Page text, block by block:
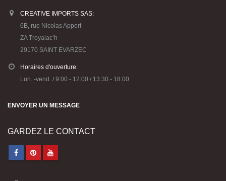
CREATIVE IMPORTS SAS:
6B, rue Nicolas Appert
ZA Troyalac’h
29170 SAINT EVARZEC
Horaires d'ouverture:
Lun. -vend. / 9:00 - 12:00 / 13:30 - 18:00
ENVOYER UN MESSAGE
GARDEZ LE CONTACT